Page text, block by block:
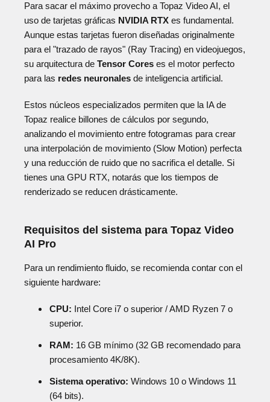
Para sacar el máximo provecho a Topaz Video AI, el
uso de tarjetas gráficas NVIDIA RTX es fundamental.
Aunque estas tarjetas fueron diseñadas originalmente
para el "trazado de rayos" (Ray Tracing) en videojuegos,
su arquitectura de Tensor Cores es el motor perfecto
para las redes neuronales de inteligencia artificial.
Estos núcleos especializados permiten que la IA de
Topaz realice billones de cálculos por segundo,
analizando el movimiento entre fotogramas para crear
una interpolación de movimiento (Slow Motion) perfecta
y una reducción de ruido que no sacrifica el detalle. Si
tienes una GPU RTX, notarás que los tiempos de
renderizado se reducen drásticamente.
Requisitos del sistema para Topaz Video
AI Pro
Para un rendimiento fluido, se recomienda contar con el
siguiente hardware:
CPU: Intel Core i7 o superior / AMD Ryzen 7 o
superior.
RAM: 16 GB mínimo (32 GB recomendado para
procesamiento 4K/8K).
Sistema operativo: Windows 10 o Windows 11
(64 bits).